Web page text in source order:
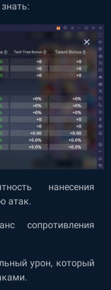
нанесения
атак.
сопротивления
урон, который